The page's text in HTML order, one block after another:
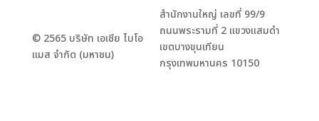
© 2565 บริษัท เอเชีย ไบโอ
แมส จำกัด (มหาชน)
สำนักงานใหญ่ เลขที่ 99/9
ถนนพระรามที่ 2 แขวงแสมดำ
เขตบางขุนเทียน
กรุงเทพมหานคร 10150